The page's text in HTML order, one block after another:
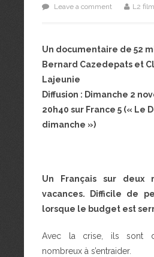
Leave a comment
L2
Un documentaire de 52
Bernard Cazedepats et
Lajeunie
Diffusion : Dimanche 2
20h40 sur France 5 (« Le
dimanche »)
Un Français sur deux
vacances. Difficile de
lorsque le budget est
Avec la crise, ils sont
nombreux à s’entraider.